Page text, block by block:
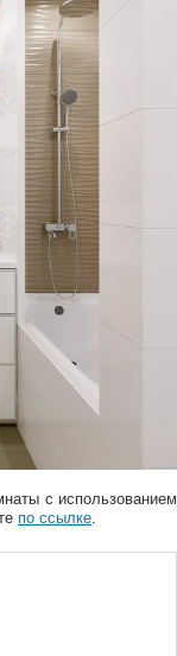
с использованием
по ссылке.